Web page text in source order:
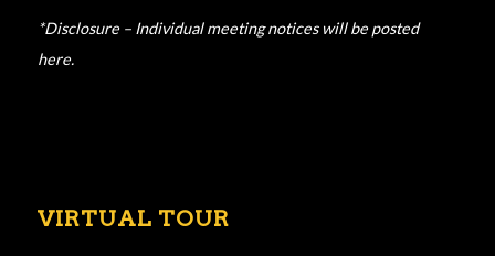
*Disclosure – Individual meeting notices will be posted
here.
VIRTUAL TOUR